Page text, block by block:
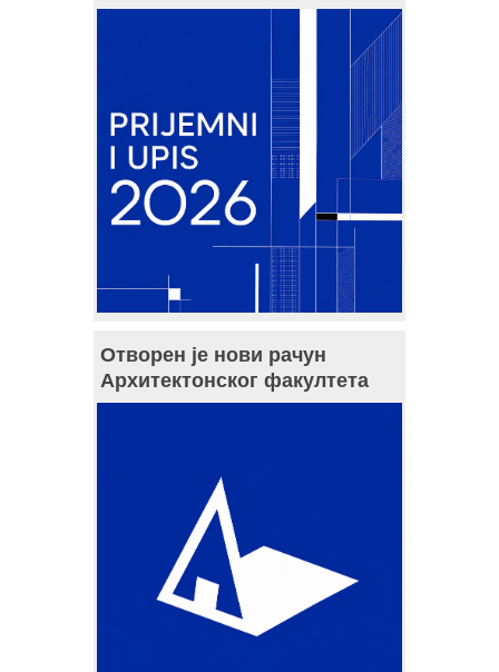
Отворен је нови рачун
Архитектонског факултета